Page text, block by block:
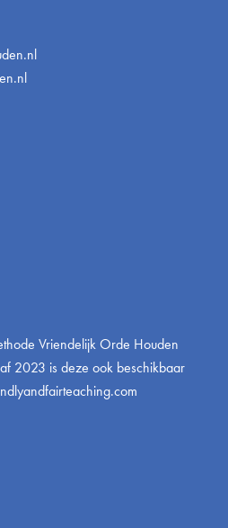
Vriendelijk Orde Houden
2023 is deze ook beschikbaar